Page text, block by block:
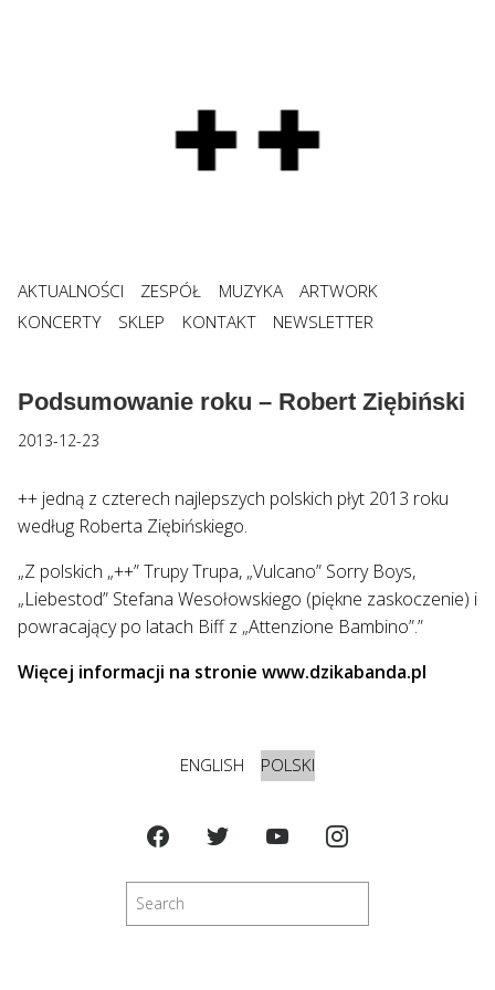
AKTUALNOŚCI ZESPÓŁ MUZYKA
ARTWORK
KONCERTY
SKLEP KONTAKT NEWSLETTER
Podsumowanie roku – Robert Ziębiński
2013-12-23
++ jedną z czterech najlepszych polskich płyt 2013 roku
według Roberta Ziębińskiego.
„Z polskich „++” Trupy Trupa, „Vulcano” Sorry Boys,
„Liebestod” Stefana Wesołowskiego (piękne zaskoczenie) i
powracający po latach Biff z „Attenzione Bambino”.”
Więcej informacji na stronie www.dzikabanda.pl
ENGLISH POLSKI